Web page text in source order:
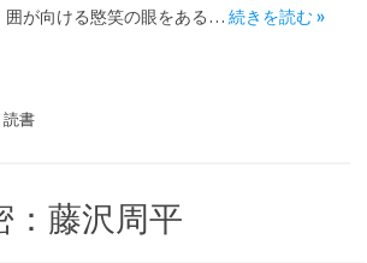
囲が向ける愍笑の眼をある… 続きを読む »
読書
：藤沢周平